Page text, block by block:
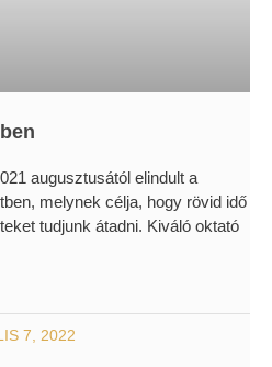
augusztusától elindult a
melynek célja, hogy rövid idő
tudjunk átadni. Kiváló oktató
7, 2022